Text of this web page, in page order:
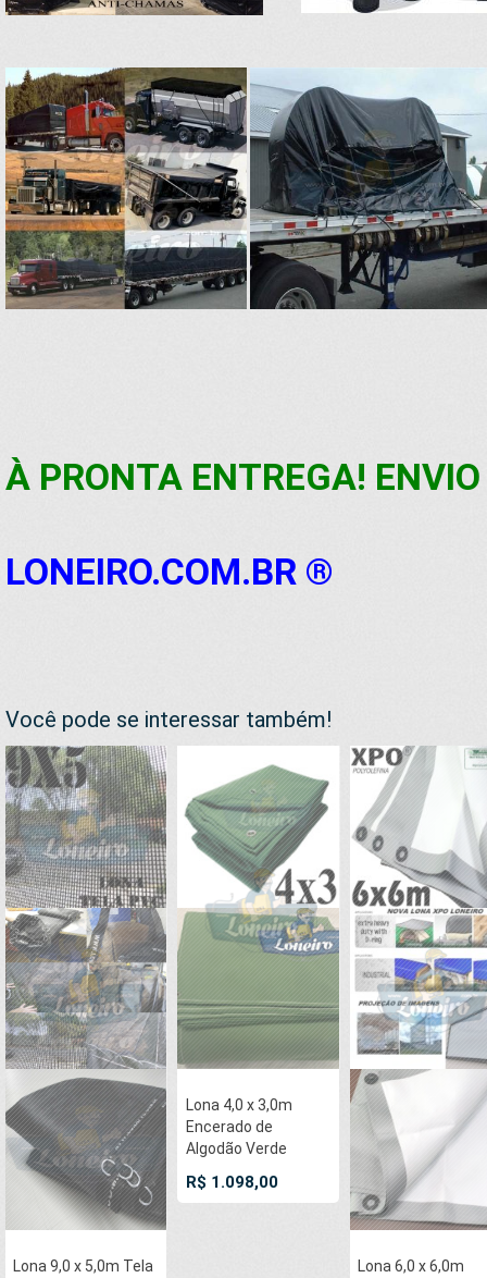
À PRONTA ENTREGA!
LONEIRO.COM.BR ®
Você pode se interessar também!
Lona 9,0 x 5,0m Tela
Lona 4,0 x 3,0m
Encerado de
Algodão Verde
Impermeável para
Cobertura Carga
R$ 1.098,00
Lona 6,0 x 6,0m